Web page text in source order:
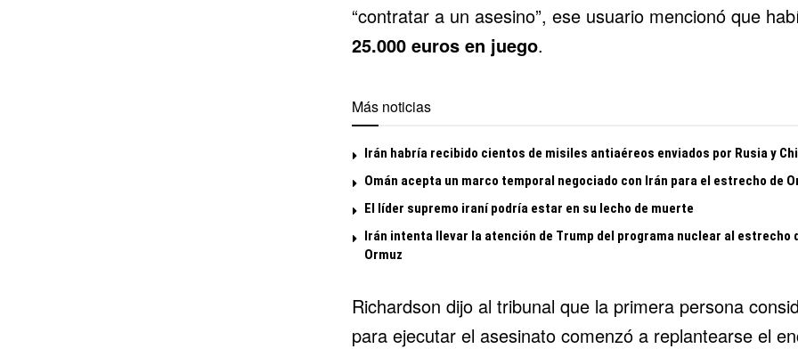
“contratar a un asesino”, ese usuario mencionó que
25.000 euros en juego.
Más noticias
Irán habría recibido cientos de misiles antiaéreos enviados por Rusia y
Omán acepta un marco temporal negociado con Irán para el estrecho de
El líder supremo iraní podría estar en su lecho de muerte
Irán intenta llevar la atención de Trump del programa nuclear al estrecho
Ormuz
Richardson dijo al tribunal que la primera persona
para ejecutar el asesinato comenzó a replantearse el